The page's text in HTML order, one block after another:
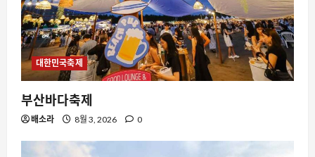
대한민국축제
부산바다축제
배소라 8월 3, 2026 0
2
8월 8, 2026 0
스팀
스팀 라이브러리 정렬, 공유 계정의 혼란